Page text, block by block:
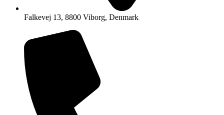
Falkevej 13, 8800 Viborg, Denmark